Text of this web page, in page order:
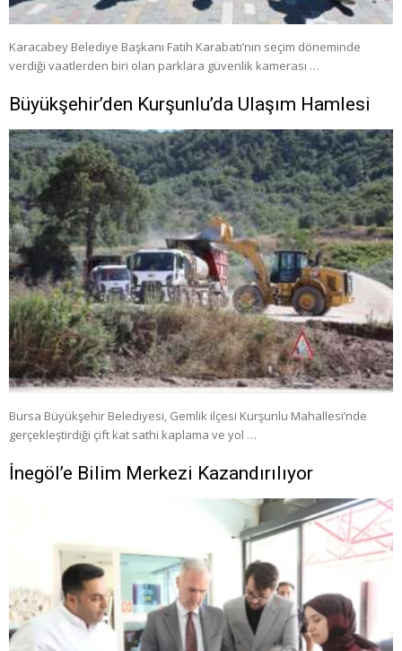
Karacabey Belediye Başkanı Fatih Karabatı’nın seçim döneminde
verdiği vaatlerden biri olan parklara güvenlik kamerası …
Büyükşehir’den Kurşunlu’da Ulaşım Hamlesi
Bursa Büyükşehir Belediyesi, Gemlik ilçesi Kurşunlu Mahallesi’nde
gerçekleştirdiği çift kat sathi kaplama ve yol …
İnegöl’e Bilim Merkezi Kazandırılıyor